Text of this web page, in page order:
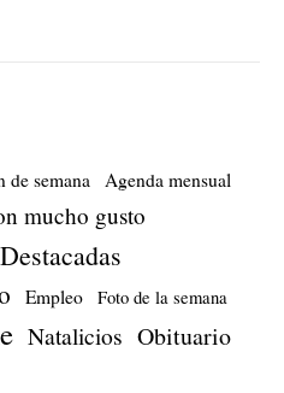
de semana Agenda mensual
mucho gusto
Destacadas
Empleo Foto de la semana
Natalicios Obituario